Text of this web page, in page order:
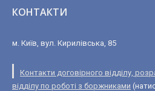
КОНТАКТИ
м. Київ, вул. Кирилівська, 85
Контакти договірного відділу,
відділу по роботі з боржниками